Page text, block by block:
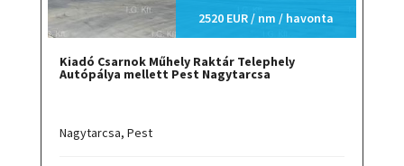
2520 EUR / nm / havonta
Kiadó Csarnok Műhely Raktár Telephely
Autópálya mellett Pest Nagytarcsa
Nagytarcsa, Pest